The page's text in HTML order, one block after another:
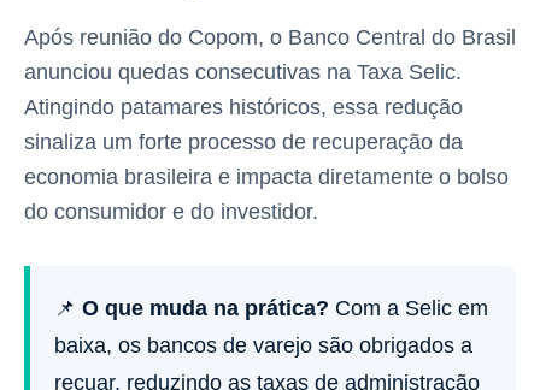
Após reunião do Copom, o Banco Central do Brasil
anunciou quedas consecutivas na Taxa Selic.
Atingindo patamares históricos, essa redução
sinaliza um forte processo de recuperação da
economia brasileira e impacta diretamente o bolso
do consumidor e do investidor.
📌 O que muda na prática? Com a Selic em
baixa, os bancos de varejo são obrigados a
recuar, reduzindo as taxas de administração